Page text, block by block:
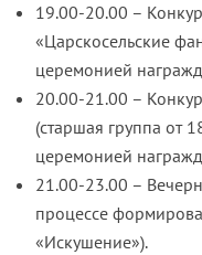
19.00-20.00 –
«Царскосельские
церемонией
20.00-21.00 –
(старшая группа от
церемонией
21.00-23.00 –
процессе
«Искушение»).